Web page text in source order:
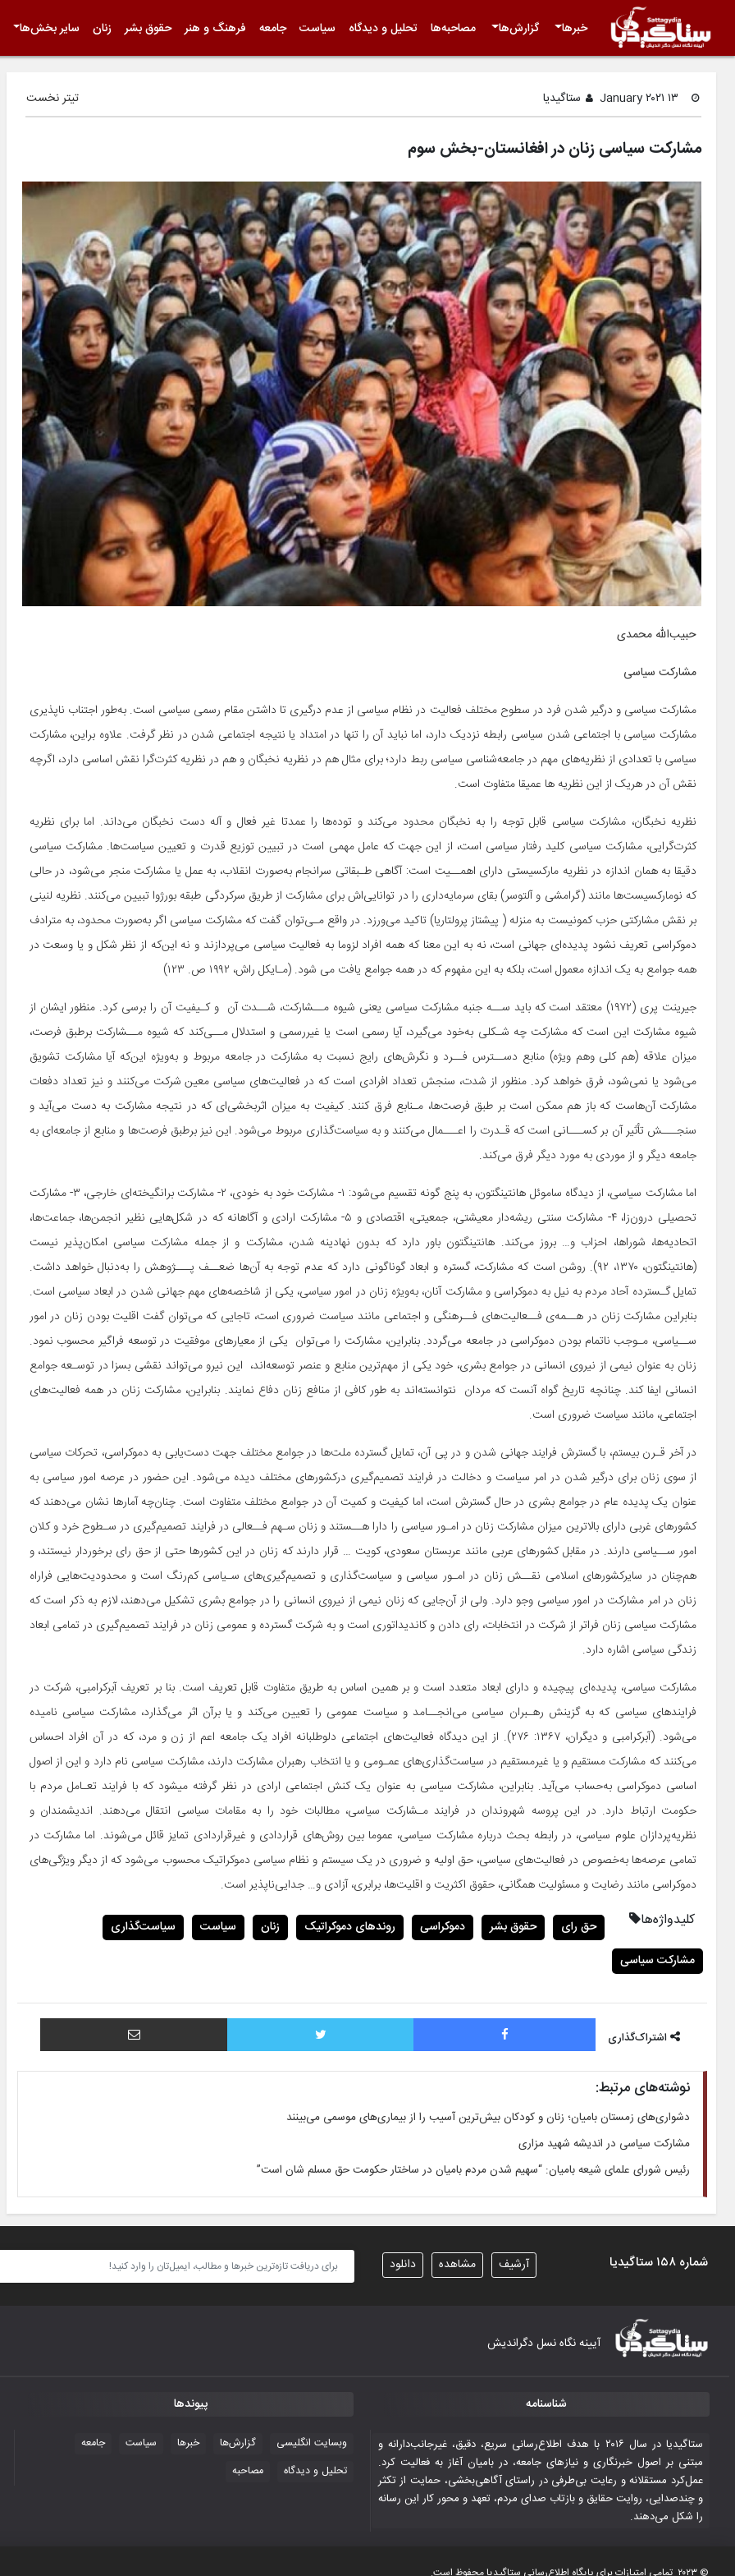
خبرها گزارش‌ها مصاحبه‌ها تحلیل و دیدگاه سیاست جامعه فرهنگ و هنر حقوق بشر زنان سایر بخش‌ها
ستاگیدیا تیتر نخست
مشارکت سیاسی زنان در افغانستان-بخش سوم
حبیب‌الله محمدی
مشارکت سیاسی
مشارکت سیاسی و درگیر شدن فرد در سطوح مختلف فعالیت در نظام سیاسی از عدم درگیری تا داشتن مقام رسمی سیاسی است. به‌طور اجتناب ناپذیری
مشارکت سیاسی با اجتماعی شدن سیاسی رابطه نزدیک دارد، اما نباید آن را تنها در امتداد یا نتیجه اجتماعی شدن در نظر گرفت. علاوه براین، مشارکت
سیاسی با تعدادی از نظریه‌های مهم در جامعه‌شناسی سیاسی ربط دارد؛ برای مثال هم در نظریه نخبگان و هم در نظریه کثرت‌گرا نقش اساسی دارد، اگرچه
نقش آن در هریک از این نظریه ها عمیقا متفاوت است.
نظریه نخبگان، مشارکت سیاسی قابل توجه را به نخبگان محدود می‌کند و توده‌ها را عمدتا غیر فعال و آله دست نخبگان می‌داند. اما برای نظریه
کثرت‌گرایی، مشارکت سیاسی کلید رفتار سیاسی است، از این جهت که عامل مهمی است در تبیین توزیع قدرت و تعیین سیاست‌ها. مشارکت سیاسی
دقیقا به همان اندازه در نظریه مارکسیستی دارای اهمــیت است: آگاهی طـبقاتی سرانجام به‌صورت انقلاب، به عمل یا مشارکت منجر می‌شود، در حالی
که نومارکسیست‌ها مانند (گرامشی و آلتوسر) بقای سرمایه‌داری را در توانایی‌اش برای مشارکت از طریق سرکردگی طبقه بورژوا تبیین می‌کنند. نظریه لنینی
بر نقش مشارکتی حزب کمونیست به منزله ( پیشتاز پرولتاریا) تاکید می‌ورزد. در واقع مـی‌توان گفت که مشارکت سیاسی اگر به‌صورت محدود، به مترادف
دموکراسی تعریف نشود پدیده‌ای جهانی است، نه به این معنا که همه افراد لزوما به فعالیت سیاسی می‌پردازند و نه این‌که از نظر شکل و یا وسعت در
همه جوامع به یک اندازه معمول است، بلکه به این مفهوم که در همه جوامع یافت می شود. (مـایکل راش، ۱۹۹۲ ص. ۱۲۳)
جیرینت پری (۱۹۷۲) معتقد است که باید ســه جنبه مشارکت سیاسی یعنی شیوه مــشارکت، شــدت آن و کـیفیت آن را برسی کرد. منظور ایشان از
شیوه مشارکت این است که مشارکت چه شـکلی به‌خود می‌گیرد، آیا رسمی است یا غیررسمی و استدلال مــی‌کند که شیوه مــشارکت برطبق فرصت،
میزان علاقه (هم کلی وهم ویژه) منابع دســترس فــرد و نگرش‌های رایج نسبت به مشارکت در جامعه مربوط و به‌ویژه این‌که آیا مشارکت تشویق
می‌شود یا نمی‌شود، فرق خواهد کرد. منظور از شدت، سنجش تعداد افرادی است که در فعالیت‌های سیاسی معین شرکت می‌کنند و نیز تعداد دفعات
مشارکت آن‌هاست که باز هم ممکن است بر طبق فرصت‌ها، مـنابع فرق کنند. کیفیت به میزان اثربخشی‌ای که در نتیجه مشارکت به دست می‌آید و
سنجـــش تأثیر آن بر کســـانی است که قـدرت را اعـــمال می‌کنند و به سیاست‌گذاری مربوط می‌شود. این نیز برطبق فرصت‌ها و منابع از جامعه‌ای به
جامعه دیگر و از موردی به مورد دیگر فرق می‌کند.
اما مشارکت سیاسی، از دیدگاه ساموئل هانتینگتون، به پنج گونه تقسیم می‌شود: ۱- مشارکت خود به خودی، ۲- مشارکت برانگیخته‌ای خارجی، ۳- مشارکت
تحصیلی درون‌زا، ۴- مشارکت سنتی ریشه‌دار معیشتی، جمعیتی، اقتصادی و ۵- مشارکت ارادی و آگاهانه که در شکل‌هایی نظیر انجمن‌ها، جماعت‌ها،
اتحادیه‌ها، شوراها، احزاب و… بروز می‌کند. هانتینگتون باور دارد که بدون نهادینه شدن، مشارکت و از جمله مشارکت سیاسی امکان‌پذیر نیست
(هانتینگتون، ۱۳۷۰، ۹۲). روشن است که مشارکت، گستره و ابعاد گوناگونی دارد که عدم توجه به آن‌ها ضعــف پـــژوهش را به‌دنبال خواهد داشت.
تمایل گـسترده آحاد مردم به نیل به دموکراسی و مشارکت آنان، به‌ویژه زنان در امور سیاسی، یکی از شاخصه‌های مهم جهانی شدن در ابعاد سیاسی است.
بنابراین مشارکت زنان در هــمه‌ی فــعالیت‌های فــرهنگی و اجتماعی مانند سیاست ضروری است، تاجایی که می‌توان گفت اقلیت بودن زنان در امور
ســیاسی، مـوجب ناتمام بودن دموکراسی در جامعه می‌گردد. بنابراین، مشارکت را می‌توان یکی از معیارهای موفقیت در توسعه فراگیر محسوب نمود.
زنان به عنوان نیمی از نیروی انسانی در جوامع بشری، خود یکی از مهم‌ترین منابع و عنصر توسعه‌اند، این نیرو می‌تواند نقشی بسزا در توسـعه جوامع
انسانی ایفا کند. چنانچه تاریخ گواه آنست که مردان نتوانسته‌اند به طور کافی از منافع زنان دفاع نمایند. بنابراین، مشارکت زنان در همه فعالیت‌های
اجتماعی، مانند سیاست ضروری است.
در آخر قـرن بیستم، با گسترش فرایند جهانی شدن و در پی آن، تمایل گسترده ملت‌ها در جوامع مختلف جهت دست‌یابی به دموکراسی، تحرکات سیاسی
از سوی زنان برای درگیر شدن در امر سیاست و دخالت در فرایند تصمیم‌گیری درکشورهای مختلف دیده می‌شود. این حضور در عرصه امور سیاسی به
عنوان یک پدیده عام در جوامع بشری در حال گسترش است، اما کیفیت و کمیت آن در جوامع مختلف متفاوت است. چنان‌چه آمارها نشان می‌دهند که
کشورهای غربی دارای بالاترین میزان مشارکت زنان در امـور سیاسی را دارا هــستند و زنان سـهم فــعالی در فرایند تصمیم‌گیری در سـطوح خرد و کلان
امور ســیاسی دارند. در مقابل کشورهای عربی مانند عربستان سعودی، کویت … قرار دارند که زنان در این کشورها حتی از حق رای برخوردار نیستند، و
هم‌چنان در سایرکشورهای اسلامی نقــش زنان در امـور سیاسی و سیاست‌گذاری و تصمیم‌گیری‌های سـیاسی کم‌رنگ است و محدودیت‌هایی فراراه
زنان در امر مشارکت در امور سیاسی وجو دارد. ولی از آن‌جایی که زنان نیمی از نیروی انسانی را در جوامع بشری تشکیل می‌دهند، لازم به ذکر است که
مشارکت سیاسی زنان فراتر از شرکت در انتخابات، رای دادن و کاندیداتوری است و به شرکت گسترده و عمومی زنان در فرایند تصمیم‌گیری در تمامی ابعاد
زندگی سیاسی اشاره دارد.
مشارکت سیاسی، پدیده‌ای پیچیده و دارای ابعاد متعدد است و بر همین اساس به طریق متفاوت قابل تعریف است. بنا بر تعریف آبرکرامبی، شرکت در
فرایندهای سیاسی که به گزینش رهـبران سیاسی می‌انجــامد و سیاست عمومی را تعیین می‌کند و یا برآن اثر می‌گذارد، مشارکت سیاسی نامیده
می‌شود. (آبرکرامبی و دیگران، ۱۳۶۷: ۲۷۶). از این دیدگاه فعالیت‌های اجتماعی دلوطلبانه افراد یک جامعه اعم از زن و مرد، که در آن افراد احساس
می‌کنند که مشارکت مستقیم و یا غیرمستقیم در سیاست‌گذاری‌های عمـومی و یا انتخاب رهبران مشارکت دارند، مشارکت سیاسی نام دارد و این از اصول
اساسی دموکراسی به‌حساب می‌آید. بنابراین، مشارکت سیاسی به عنوان یک کنش اجتماعی ارادی در نظر گرفته می‎شود که با فرایند تعـامل مردم با
حکومت ارتباط دارد. در این پروسه شهروندان در فرایند مـشارکت سیاسی، مطالبات خود را به مقامات سیاسی انتقال می‌دهند. اندیشمندان و
نظریه‌پردازان علوم سیاسی، در رابطه بحث درباره مشارکت سیاسی، عموما بین روش‌های قراردادی و غیرقراردادی تمایز قائل می‌شوند. اما مشارکت در
تمامی عرصه‌ها به‌خصوص در فعالیت‌های سیاسی، حق اولیه و ضروری در یک سیستم و نظام سیاسی دموکراتیک محسوب می‌شود که از دیگر ویژگی‌های
دموکراسی مانند رضایت و مسئولیت همگانی، حقوق اکثریت و اقلیت‌ها، برابری، آزادی و… جدایی‌ناپذیر است.
کلیدواژه‌ها حق رای حقوق بشر دموکراسی روندهای دموکراتیک زنان سیاست
سیاست‌گذاری
مشارکت سیاسی
اشتراک‌گذاری
فیس بوک توییتر اشتراک با ایمیل
نوشته‌های مرتبط:
دشواری‌های زمستان بامیان؛ زنان و کودکان بیش‌ترین آسیب را از بیماری‌های موسمی می‌بینند
مشارکت سیاسی در اندیشه شهید مزاری
رئیس شورای علمای شیعه بامیان: “سهیم شدن مردم بامیان در ساختار حکومت حق مسلم شان است”
شماره ۱۵۸ ستاگیدیا دانلود مشاهده آرشیف
آیینه نگاه نسل دگراندیش
شناسنامه
ستاگیدیا در سال ۲۰۱۶ با هدف اطلاع‌رسانی سریع، دقیق، غیرجانب‌دارانه و
مبتنی بر اصول خبرنگاری و نیازهای جامعه، در بامیان آغاز به فعالیت کرد.
عمل‌کرد مستقلانه و رعایت بی‌طرفی در راستای آگاهی‌بخشی، حمایت از تکثر
و چندصدایی، روایت حقایق و بازتاب صدای مردم، تعهد و محور کار این رسانه
را شکل می‌دهند.
پیوندها
وبسایت انگلیسی گزارش‌ها خبرها سیاست
جامعه
تحلیل و دیدگاه
مصاحبه
© ۲۰۲۳ تمامی امتیازات برای پایگاه اطلاع‌رسانی ستاگیدیا محفوظ است.